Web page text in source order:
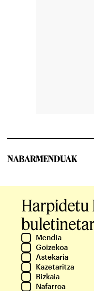
NABARMENDUAK
Harpidetu
Mendia
Goizekoa
Astekaria
Kazetaritza
Bizkaia
Nafarroa